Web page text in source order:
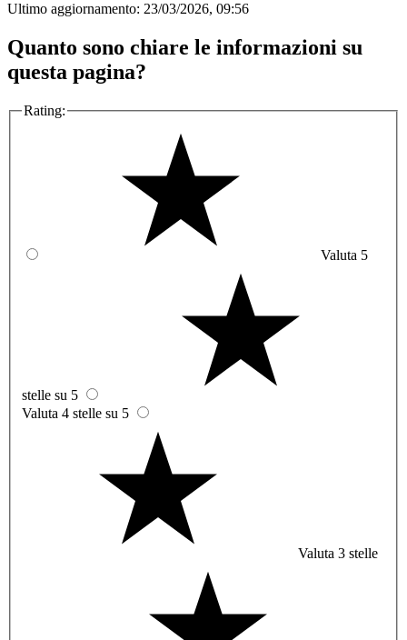
Ultimo aggiornamento: 23/03/2026, 09:56
Quanto sono chiare le informazioni su
questa pagina?
Rating:
Valuta 5
stelle su 5
Valuta 4 stelle su 5
Valuta 3 stelle